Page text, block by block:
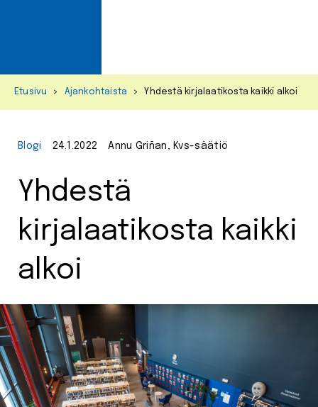
Etusivu > Ajankohtaista > Yhdestä kirjalaatikosta kaikki alkoi
Blogi 24.1.2022 Annu Griñan, Kvs-säätiö
Yhdestä
kirjalaatikosta kaikki
alkoi